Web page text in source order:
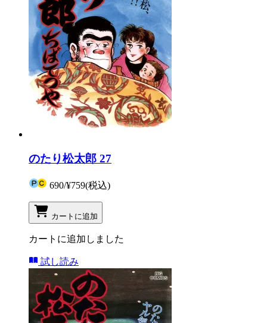
のたり松太郎 27
690/¥759(税込)
カートに追加
カートに追加しました
試し読み